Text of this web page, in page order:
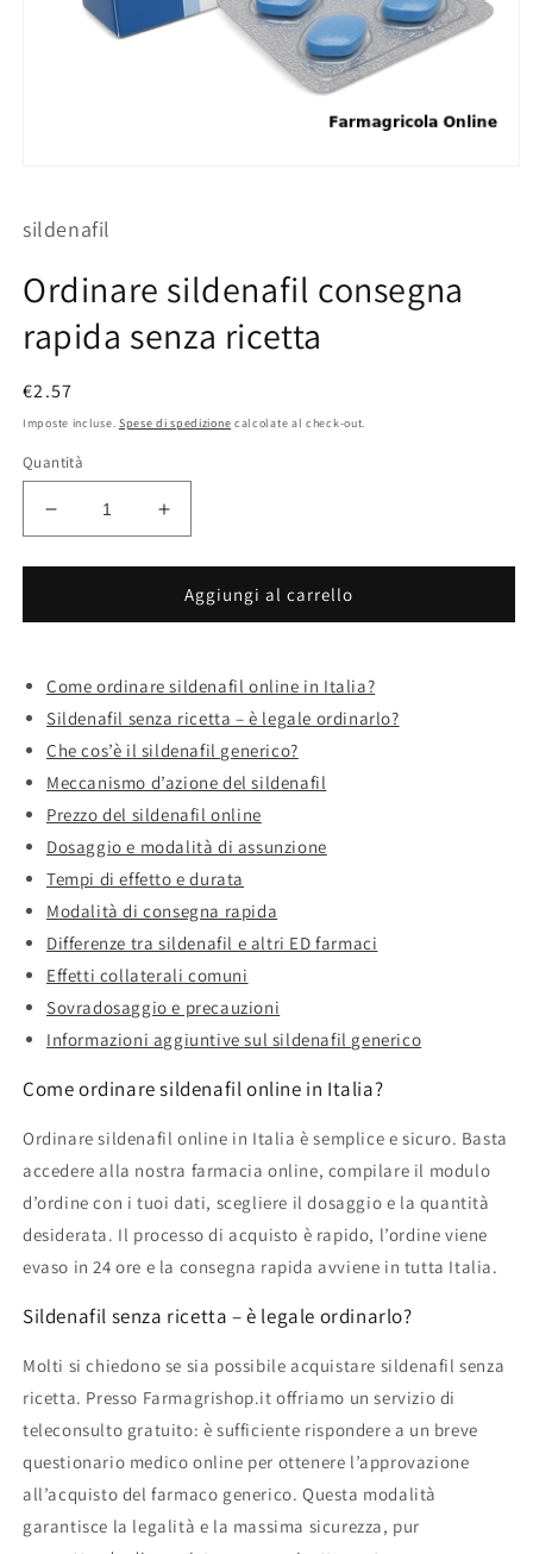
1
modale
sildenafil
Ordinare sildenafil consegna
rapida senza ricetta
Prezzo
di
€2.57
Imposte incluse. Spese di spedizione calcolate al check-out.
Quantità
Diminuisci
quantità
per
sildenafil
senza
ricetta
Aumenta
quantità
per
Ordinare
sildenafil
senza
ricetta
Aggiungi al carrello
Come ordinare sildenafil online in Italia?
Sildenafil senza ricetta – è legale ordinarlo?
Che cos’è il sildenafil generico?
Meccanismo d’azione del sildenafil
Prezzo del sildenafil online
Dosaggio e modalità di assunzione
Tempi di effetto e durata
Modalità di consegna rapida
Differenze tra sildenafil e altri ED farmaci
Effetti collaterali comuni
Sovradosaggio e precauzioni
Informazioni aggiuntive sul sildenafil generico
Come ordinare sildenafil online in Italia?
Ordinare sildenafil online in Italia è semplice e sicuro. Basta
accedere alla nostra farmacia online, compilare il modulo
d’ordine con i tuoi dati, scegliere il dosaggio e la quantità
desiderata. Il processo di acquisto è rapido, l’ordine viene
evaso in 24 ore e la consegna rapida avviene in tutta Italia.
Sildenafil senza ricetta – è legale ordinarlo?
Molti si chiedono se sia possibile acquistare sildenafil senza
ricetta. Presso Farmagrishop.it offriamo un servizio di
teleconsulto gratuito: è sufficiente rispondere a un breve
questionario medico online per ottenere l’approvazione
all’acquisto del farmaco generico. Questa modalità
garantisce la legalità e la massima sicurezza, pur